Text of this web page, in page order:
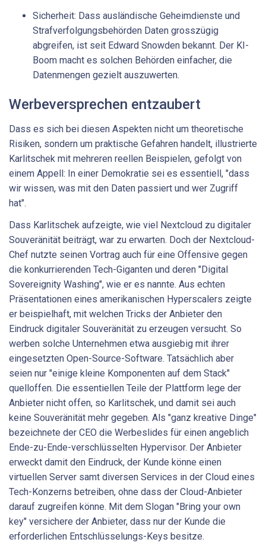
Sicherheit: Dass ausländische Geheimdienste und
Strafverfolgungsbehörden Daten grosszügig
abgreifen, ist seit Edward Snowden bekannt. Der KI-
Boom macht es solchen Behörden einfacher, die
Datenmengen gezielt auszuwerten.
Werbeversprechen entzaubert
Dass es sich bei diesen Aspekten nicht um theoretische
Risiken, sondern um praktische Gefahren handelt, illustrierte
Karlitschek mit mehreren reellen Beispielen, gefolgt von
einem Appell: In einer Demokratie sei es essentiell, "dass
wir wissen, was mit den Daten passiert und wer Zugriff
hat".
Dass Karlitschek aufzeigte, wie viel Nextcloud zu digitaler
Souveränität beiträgt, war zu erwarten. Doch der Nextcloud-
Chef nutzte seinen Vortrag auch für eine Offensive gegen
die konkurrierenden Tech-Giganten und deren "Digital
Sovereignity Washing", wie er es nannte. Aus echten
Präsentationen eines amerikanischen Hyperscalers zeigte
er beispielhaft, mit welchen Tricks der Anbieter den
Eindruck digitaler Souveränität zu erzeugen versucht. So
werben solche Unternehmen etwa ausgiebig mit ihrer
eingesetzten Open-Source-Software. Tatsächlich aber
seien nur "einige kleine Komponenten auf dem Stack"
quelloffen. Die essentiellen Teile der Plattform lege der
Anbieter nicht offen, so Karlitschek, und damit sei auch
keine Souveränität mehr gegeben. Als "ganz kreative Dinge"
bezeichnete der CEO die Werbeslides für einen angeblich
Ende-zu-Ende-verschlüsselten Hypervisor. Der Anbieter
erweckt damit den Eindruck, der Kunde könne einen
virtuellen Server samt diversen Services in der Cloud eines
Tech-Konzerns betreiben, ohne dass der Cloud-Anbieter
darauf zugreifen könne. Mit dem Slogan "Bring your own
key" versichere der Anbieter, dass nur der Kunde die
erforderlichen Entschlüsselungs-Keys besitze.